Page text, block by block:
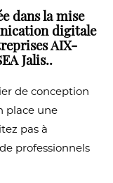
dans la mise
digitale
AIX-
Jalis..
de conception
place une
pas à
professionnels